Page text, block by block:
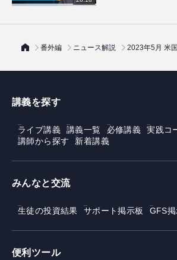
番外編 ニュース解説 2023年5月 米
講義を探す
ライブ講義 講義一覧 必修講義 実践コ
講師から探す
新着講義
みんなと交流
生徒の投資結果 サポート掲示板 GFS掲
便利ツール